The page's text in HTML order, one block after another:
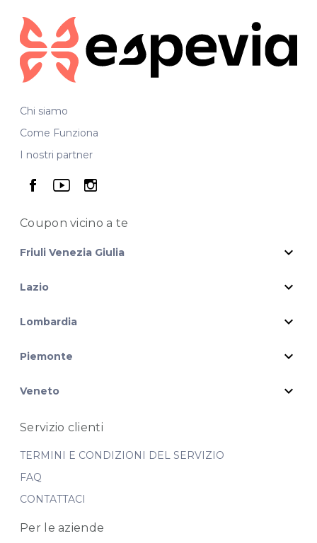
Per ulteriori informazioni sull'offerta o sulle modalità di
acquisto scrivi aposta@espevia.it
Chi siamo
Come Funziona
I nostri partner
seguici su facebook
seguici su youtube
seguici su instagram
Coupon vicinoa te
Friuli Venezia Giulia expand_more
Lazio expand_more
Lombardia expand_more
Piemonte expand_more
Veneto expand_more
Servizio clienti
TERMINI E CONDIZIONI DEL SERVIZIO
FAQ
CONTATTACI
Per le aziende